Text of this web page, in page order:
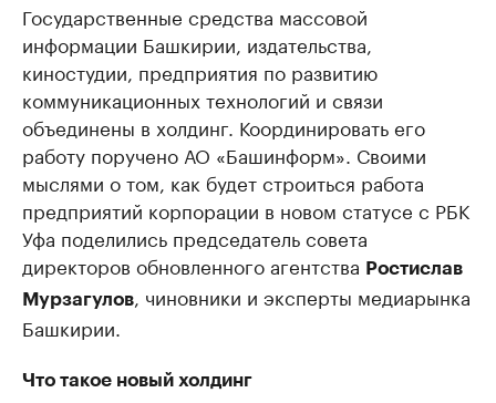
Государственные средства массовой
информации Башкирии, издательства,
киностудии, предприятия по развитию
коммуникационных технологий и связи
объединены в холдинг. Координировать его
работу поручено АО «Башинформ». Своими
мыслями о том, как будет строиться работа
предприятий корпорации в новом статусе с РБК
Уфа поделились председатель совета
директоров обновленного агентства Ростислав
Мурзагулов, чиновники и эксперты медиарынка
Башкирии.
Что такое новый холдинг